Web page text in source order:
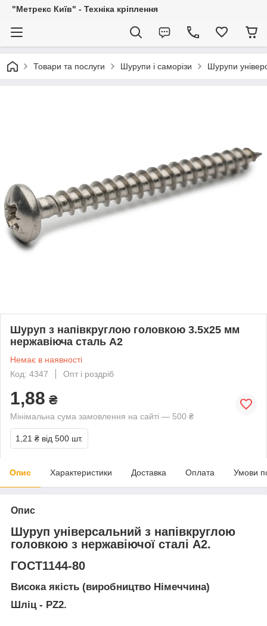
"Метрекс Київ" - Техніка кріплення
Товари та послуги Шурупи і саморізи Шурупи
Шуруп з напівкруглою головкою 3.5х25 мм
нержавіюча сталь А2
Немає в наявності
Код: 4347
Опт і роздріб
1,88 ₴
Мінімальна сума замовлення на сайті — 500 ₴
1,21 ₴ від 500 шт.
Опис Характеристики Доставка Оплата Умови
Опис
Шуруп універсальний з напівкруглою
головкою з нержавіючої сталі А2.
ГОСТ1144-80
Висока якість (виробництво Німеччина)
Шліц - PZ2.